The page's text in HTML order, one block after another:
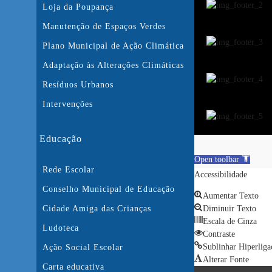
Loja da Poupança
Manutenção de Espaços Verdes
Plano Municipal de Ação Climática
Adaptação às Alterações Climáticas
Resíduos Urbanos
Intervenções
Educação
Rede Escolar
Conselho Municipal de Educação
Cidade Amiga das Crianças
Ludoteca
Ação Social Escolar
Carta educativa
Open toolbar
Accessibilidade
Aumentar Texto
Diminuir Texto
Escala de Cinza
Contraste
Sublinhar
Alterar Fonte